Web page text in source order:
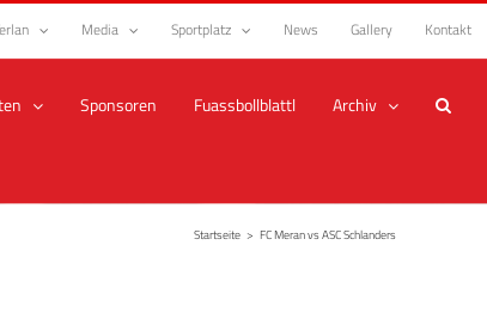
Media Sportplatz News Gallery Kontakt
Sponsoren Fuassbollblattl Archiv
Startseite > FC Meran vs ASC Schlanders